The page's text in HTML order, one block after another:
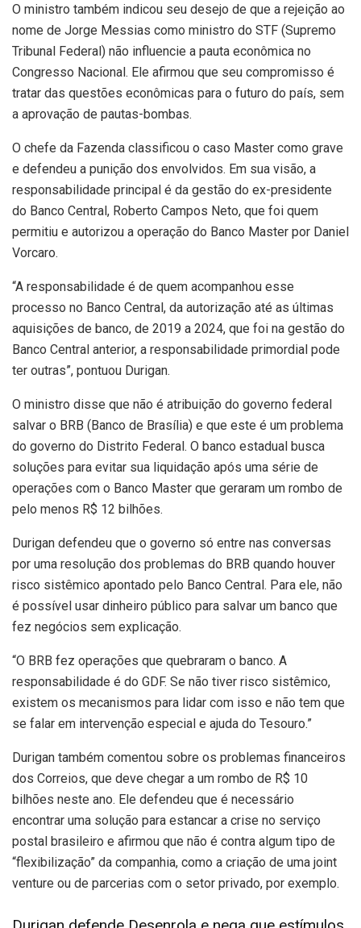
O ministro também indicou seu desejo de que a rejeição ao
nome de Jorge Messias como ministro do STF (Supremo
Tribunal Federal) não influencie a pauta econômica no
Congresso Nacional. Ele afirmou que seu compromisso é
tratar das questões econômicas para o futuro do país, sem
a aprovação de pautas-bombas.
O chefe da Fazenda classificou o caso Master como grave
e defendeu a punição dos envolvidos. Em sua visão, a
responsabilidade principal é da gestão do ex-presidente
do Banco Central, Roberto Campos Neto, que foi quem
permitiu e autorizou a operação do Banco Master por Daniel
Vorcaro.
“A responsabilidade é de quem acompanhou esse
processo no Banco Central, da autorização até as últimas
aquisições de banco, de 2019 a 2024, que foi na gestão do
Banco Central anterior, a responsabilidade primordial pode
ter outras”, pontuou Durigan.
O ministro disse que não é atribuição do governo federal
salvar o BRB (Banco de Brasília) e que este é um problema
do governo do Distrito Federal. O banco estadual busca
soluções para evitar sua liquidação após uma série de
operações com o Banco Master que geraram um rombo de
pelo menos R$ 12 bilhões.
Durigan defendeu que o governo só entre nas conversas
por uma resolução dos problemas do BRB quando houver
risco sistêmico apontado pelo Banco Central. Para ele, não
é possível usar dinheiro público para salvar um banco que
fez negócios sem explicação.
“O BRB fez operações que quebraram o banco. A
responsabilidade é do GDF. Se não tiver risco sistêmico,
existem os mecanismos para lidar com isso e não tem que
se falar em intervenção especial e ajuda do Tesouro.”
Durigan também comentou sobre os problemas financeiros
dos Correios, que deve chegar a um rombo de R$ 10
bilhões neste ano. Ele defendeu que é necessário
encontrar uma solução para estancar a crise no serviço
postal brasileiro e afirmou que não é contra algum tipo de
“flexibilização” da companhia, como a criação de uma joint
venture ou de parcerias com o setor privado, por exemplo.